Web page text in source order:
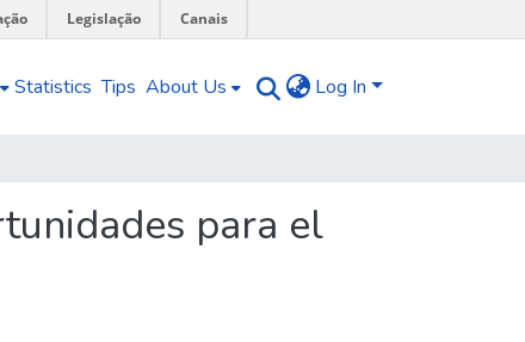
Legislação Canais
Statistics Tips About Us Log In
para el